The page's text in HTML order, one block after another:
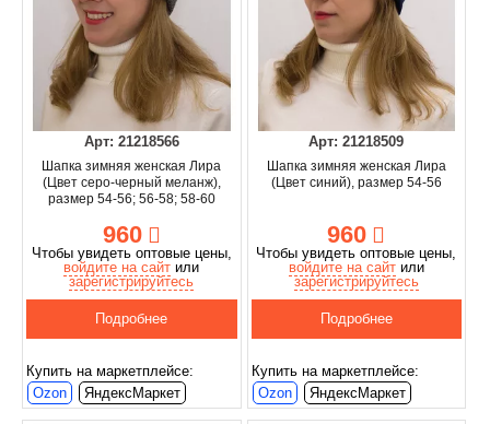
Арт: 21218566
Шапка зимняя женская Лира
(Цвет серо-черный меланж),
размер 54-56; 56-58; 58-60
960
Чтобы увидеть оптовые цены,
войдите на сайт или
зарегистрируйтесь
Подробнее
Купить на маркетплейсе:
Ozon
ЯндексМаркет
Арт: 21218509
Шапка зимняя женская Лира
(Цвет синий), размер 54-56
960
Чтобы увидеть оптовые цены,
войдите на сайтили
зарегистрируйтесь
Подробнее
Купить на маркетплейсе:
Ozon
ЯндексМаркет